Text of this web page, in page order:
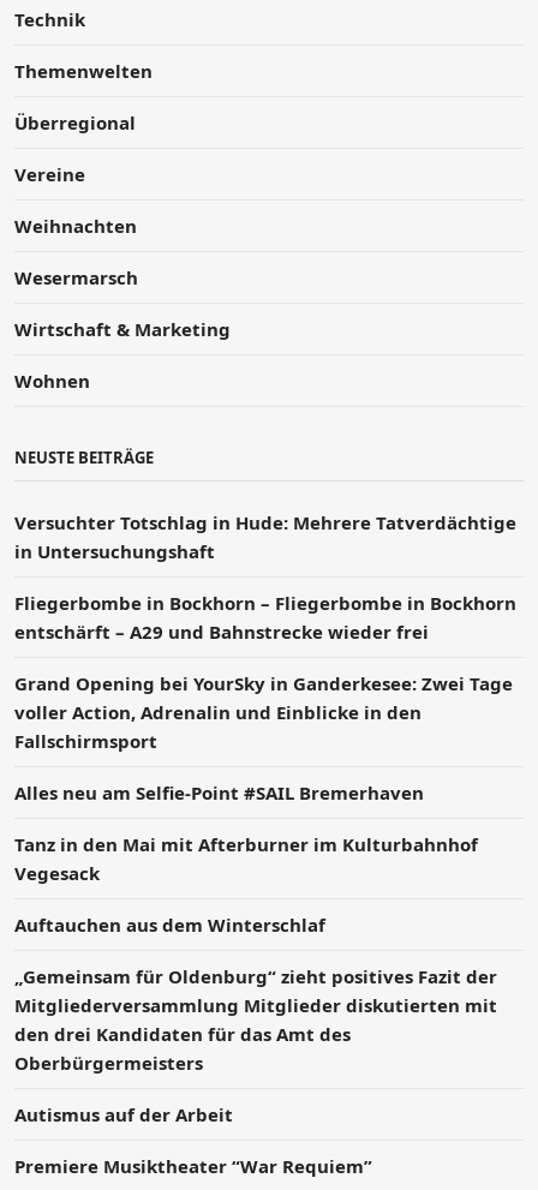
Technik
Themenwelten
Überregional
Vereine
Weihnachten
Wesermarsch
Wirtschaft & Marketing
Wohnen
NEUSTE BEITRÄGE
Versucht­er Totschlag in Hude: Mehrere Tatverdächtige
in Untersuchungshaft
Fliegerbombe in Bockhorn – Fliegerbombe in Bockhorn
entschärft – A29 und Bahnstrecke wieder frei
Grand Opening bei YourSky in Ganderkesee: Zwei Tage
voller Action, Adrenalin und Einblicke in den
Fallschirmsport
Alles neu am Selfie-Point #SAIL Bremerhaven
Tanz in den Mai mit Afterburner im Kulturbahnhof
Vegesack
Auftauchen aus dem Winterschlaf
„Gemeinsam für Oldenburg“ zieht positives Fazit der
Mitgliederversammlung Mitglieder diskutierten mit
den drei Kandidaten für das Amt des
Oberbürgermeisters
Autismus auf der Arbeit
Premiere Musiktheater “War Requiem”